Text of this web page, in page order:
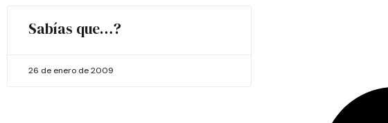
Sabías que…?
26 de enero de 2009